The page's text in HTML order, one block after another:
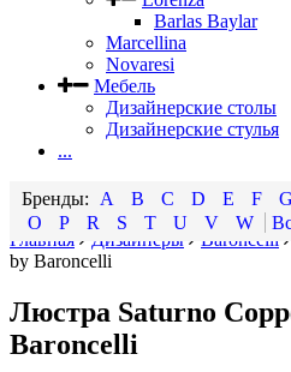
Barlas Baylar
Marcellina
Novaresi
Мебель
Дизайнерские столы
Дизайнерские стулья
...
A B C D E F G
O
P R S T U V W
Главная
Дизайнеры Baroncelli
by Baroncelli
Люстра Saturno
Baroncelli